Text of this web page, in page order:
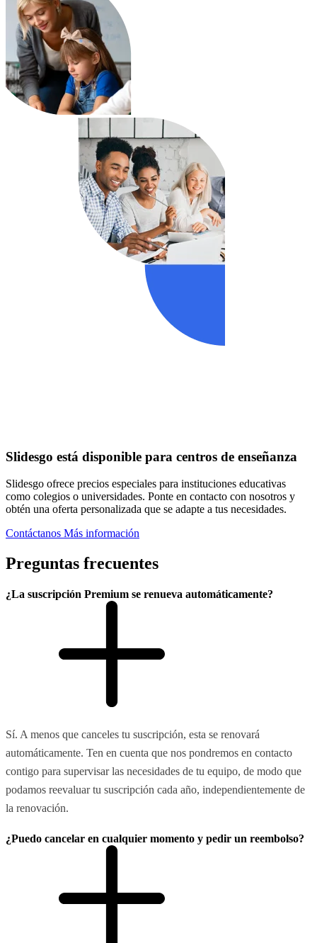
Slidesgo está disponible para centros de enseñanza
Slidesgo ofrece precios especiales para instituciones educativas
como colegios o universidades. Ponte en contacto con nosotros y
obtén una oferta personalizada que se adapte a tus necesidades.
Contáctanos Más información
Preguntas frecuentes
¿La suscripción Premium se renueva automáticamente?
Sí. A menos que canceles tu suscripción, esta se renovará
automáticamente. Ten en cuenta que nos pondremos en contacto
contigo para supervisar las necesidades de tu equipo, de modo que
podamos reevaluar tu suscripción cada año, independientemente de
la renovación.
¿Puedo cancelar en cualquier momento y pedir un reembolso?